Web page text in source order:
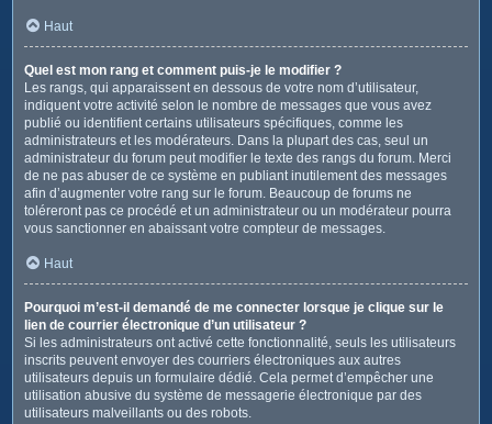
Haut
Quel est mon rang et comment puis-je le modifier ?
Les rangs, qui apparaissent en dessous de votre nom d’utilisateur,
indiquent votre activité selon le nombre de messages que vous avez
publié ou identifient certains utilisateurs spécifiques, comme les
administrateurs et les modérateurs. Dans la plupart des cas, seul un
administrateur du forum peut modifier le texte des rangs du forum. Merci
de ne pas abuser de ce système en publiant inutilement des messages
afin d’augmenter votre rang sur le forum. Beaucoup de forums ne
toléreront pas ce procédé et un administrateur ou un modérateur pourra
vous sanctionner en abaissant votre compteur de messages.
Haut
Pourquoi m’est-il demandé de me connecter lorsque je clique sur le
lien de courrier électronique d’un utilisateur ?
Si les administrateurs ont activé cette fonctionnalité, seuls les utilisateurs
inscrits peuvent envoyer des courriers électroniques aux autres
utilisateurs depuis un formulaire dédié. Cela permet d’empêcher une
utilisation abusive du système de messagerie électronique par des
utilisateurs malveillants ou des robots.